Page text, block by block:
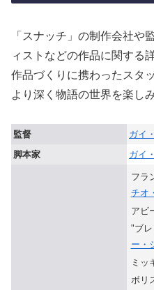
「スナッチ」の制作会社や
ィストなどの作品に関する
作品づくりに携わったスタ
より深く物語の世界を楽し
監督
ガイ
脚本家
ガイ
フラ
チオ
アビ
"ブ
ー・
ミッ
ボリ